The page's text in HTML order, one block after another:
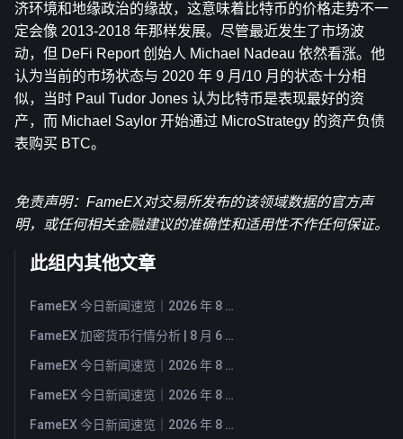
济环境和地缘政治的缘故，这意味着比特币的价格走势不一
定会像 2013-2018 年那样发展。尽管最近发生了市场波
动，但 DeFi Report 创始人 Michael Nadeau 依然看涨。他
认为当前的市场状态与 2020 年 9 月/10 月的状态十分相
似，当时 Paul Tudor Jones 认为比特币是表现最好的资
产，而 Michael Saylor 开始通过 MicroStrategy 的资产负债
表购买 BTC。
免责声明：FameEX对交易所发布的该领域数据的官方声
明，或任何相关金融建议的准确性和适用性不作任何保证。
此组内其他文章
FameEX 今日新闻速览｜2026 年 8 月 7 日
FameEX 加密货币行情分析 | 8 月 6 日, 2026
FameEX 今日新闻速览｜2026 年 8 月 6 日
FameEX 今日新闻速览｜2026 年 8 月 5 日
FameEX 今日新闻速览｜2026 年 8 月 4 日